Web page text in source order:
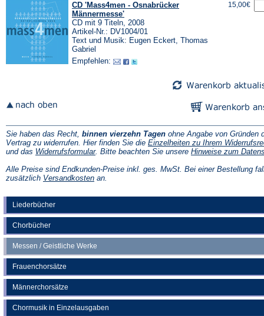
Liederbücher
Chorbücher
Messen / Geistliche Werke
Frauenchorsätze
Männerchorsätze
Chormusik in Einzelausgaben
CD 'Mass4men - Osnabrücker
Männermesse'
CD mit 9 Titeln, 2008
Artikel-Nr.: DV1004/01
Text und Musik: Eugen Eckert, Thomas
Gabriel
Empfehlen:
15,00€
Sie haben das Recht, binnen vierzehn Tagen ohne Angabe von Gründen
Vertrag zu widerrufen. Hier finden Sie die Einzelheiten zu Ihrem
und das Widerrufsformular(Öffnet
einem
neuen
. Bitte beachten Sie unsere Hinweise zum
Alle Preise sind Endkunden-Preise inkl. ges. MwSt. Bei einer Bestellung
zusätzlich Versandkosten(Öffnet
an.